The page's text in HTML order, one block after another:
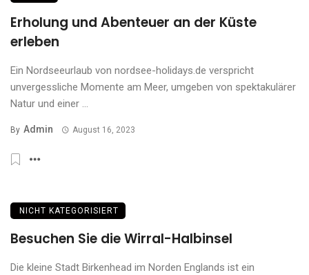
Erholung und Abenteuer an der Küste
erleben
Ein Nordseeurlaub von nordsee-holidays.de verspricht
unvergessliche Momente am Meer, umgeben von spektakulärer
Natur und einer ...
By Admin August 16, 2023
NICHT KATEGORISIERT
Besuchen Sie die Wirral-Halbinsel
Die kleine Stadt Birkenhead im Norden Englands ist ein